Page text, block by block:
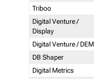
Triboo
Digital Venture /
Display
Digital Venture / DEM
DB Shaper
Digital Metrics